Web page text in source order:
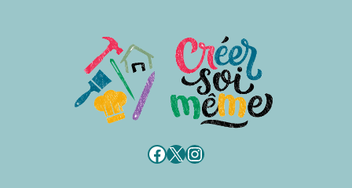
Facebook
X Instagram